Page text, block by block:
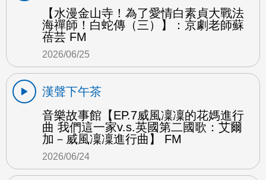
【水漫金山寺！為了愛情白素貞大戰法
海禪師！白蛇傳（三）】：京劇老師蘇
蓓芸 FM
2026/06/25
漢聲下午茶
音樂故事館【EP.7威風凜凜的花媽進行
曲 我們這一家v.s.英國第二國歌：艾爾
加－威風凜凜進行曲】 FM
2026/06/24